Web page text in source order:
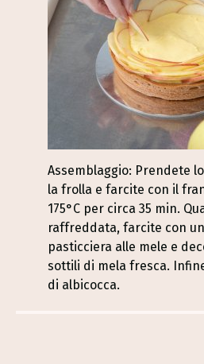
Assemblaggio: Prendete
la frolla e farcite con il
175°C per circa 35 min.
raffreddata, farcite con
pasticciera alle mele e
sottili di mela fresca.
di albicocca.